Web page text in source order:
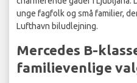
unge fagfolk og små familier,
Lufthavn biludlejning.
Mercedes B-
familievenlige